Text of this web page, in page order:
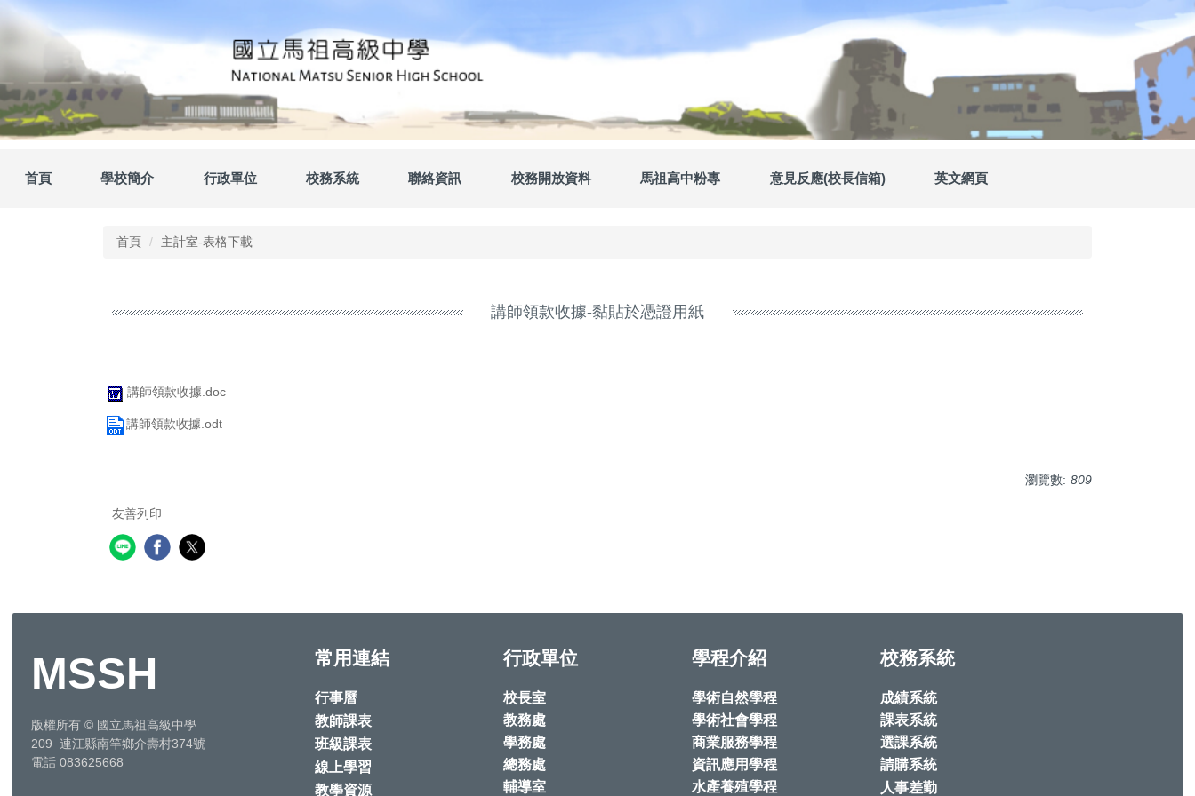
內
容
區
首頁 學校簡介 行政單位 校務系統 聯絡資訊 校務開放資料 馬祖高中粉專 意見反應(校長信箱) 英文網頁
首頁 主計室-表格下載
講師領款收據-黏貼於憑證用紙
講師領款收據.doc
講師領款收據.odt
瀏覽數: 809
友善列印
MSSH
版權所有 © 國立馬祖高級中學
209 連江縣南竿鄉介壽村374號
電話 083625668
常用連結
行事曆
教師課表
班級課表
線上學習
教學資源
行政單位
校長室
教務處
學務處
總務處
輔導室
學程介紹
學術自然學程
學術社會學程
商業服務學程
資訊應用學程
水產養殖學程
校務系統
成績系統
課表系統
選課系統
請購系統
人事差勤